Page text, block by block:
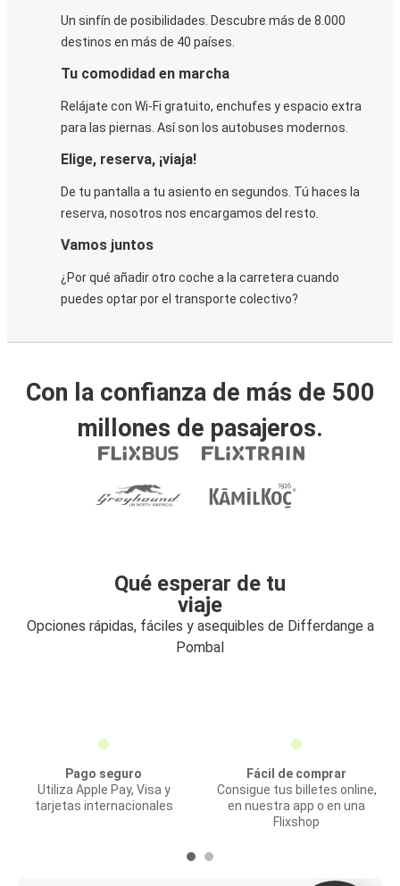
Un sinfín de posibilidades. Descubre más de 8.000
destinos en más de 40 países.
Tu comodidad en marcha
Relájate con Wi-Fi gratuito, enchufes y espacio extra
para las piernas. Así son los autobuses modernos.
Elige, reserva, ¡viaja!
De tu pantalla a tu asiento en segundos. Tú haces la
reserva, nosotros nos encargamos del resto.
Vamos juntos
¿Por qué añadir otro coche a la carretera cuando
puedes optar por el transporte colectivo?
Con la confianza de más de 500
millones de pasajeros.
Qué esperar de tu
viaje
Opciones rápidas, fáciles y asequibles de Differdange a
Pombal
Pago seguro
Utiliza Apple Pay, Visa y
tarjetas internacionales
Fácil de comprar
Consigue tus billetes online,
en nuestra app o en una
Flixshop